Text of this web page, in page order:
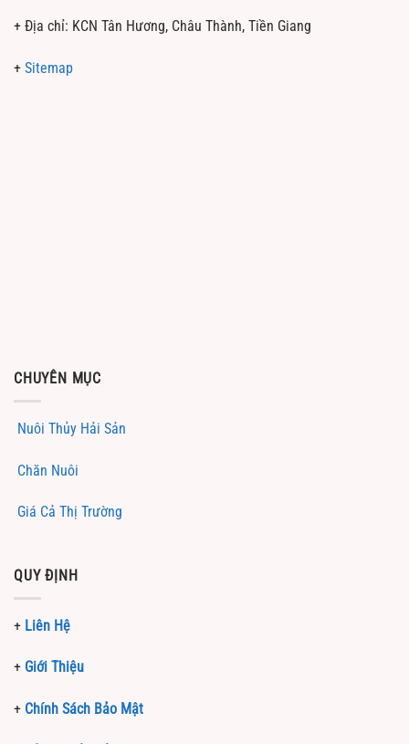
+ Địa chỉ: KCN Tân Hương, Châu Thành, Tiền Giang
+ Sitemap
CHUYÊN MỤC
Nuôi Thủy Hải Sản
Chăn Nuôi
Giá Cả Thị Trường
QUY ĐỊNH
+ Liên Hệ
+ Giới Thiệu
+ Chính Sách Bảo Mật